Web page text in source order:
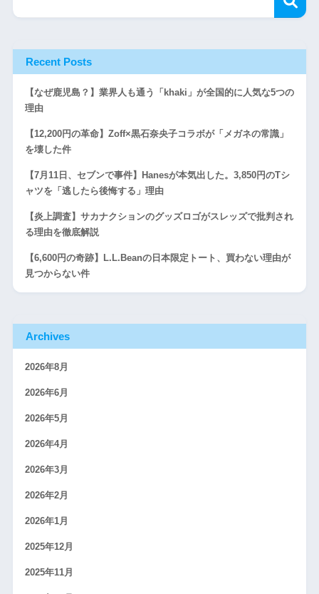
Recent Posts
【なぜ鹿児島？】業界人も通う「khaki」が全国的に人気な5つの
理由
【12,200円の革命】Zoff×黒石奈央子コラボが「メガネの常識」
を壊した件
【7月11日、セブンで事件】Hanesが本気出した。3,850円のTシ
ャツを「逃したら後悔する」理由
【炎上調査】サカナクションのグッズロゴがスレッズで批判され
る理由を徹底解説
【6,600円の奇跡】L.L.Beanの日本限定トート、買わない理由が
見つからない件
Archives
2026年8月
2026年6月
2026年5月
2026年4月
2026年3月
2026年2月
2026年1月
2025年12月
2025年11月